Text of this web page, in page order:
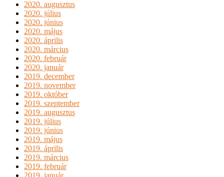
2020. augusztus
2020. július
2020. június
2020. május
2020. április
2020. március
2020. február
2020. január
2019. december
2019. november
2019. október
2019. szeptember
2019. augusztus
2019. július
2019. június
2019. május
2019. április
2019. március
2019. február
2019. január